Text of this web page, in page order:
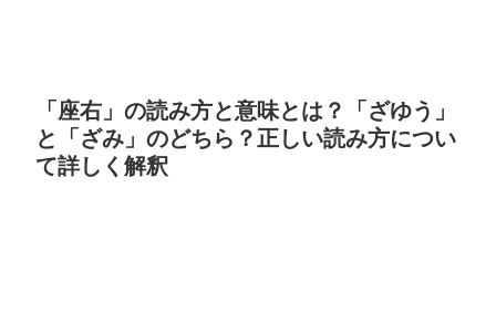
「座右」の読み方と意味とは？「ざゆう」
と「ざみ」のどちら？正しい読み方につい
て詳しく解釈